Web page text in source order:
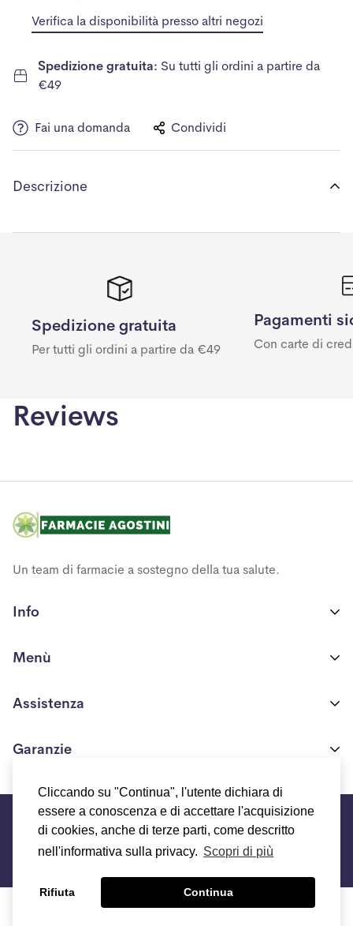
Cliccando su "Continua", l'utente dichiara di
essere a conoscenza e di accettare l'acquisizione
di cookies, anche di terze parti, come descritto
nell'informativa sulla privacy. Scopri di più
Rifiuta Continua
Verifica la disponibilità presso altri negozi
Spedizione gratuita: Su tutti gli ordini a partire da
€49
Fai una domanda Condividi
Descrizione
Spedizione gratuita
Per tutti gli ordini a partire da €49
Pagamenti
Con carte di
Reviews
Un team di farmacie a sostegno della tua salute.
Info
Farmacia Ponte Nossa S.R.L
P.IVA 03706550161
Menù
Shop
Blog
Programma fedeltà
Termini e condizioni del servizio
Informativa sui rimborsi
Assistenza
Condizioni generali di vendita
Contattaci
Garanzie
Chi siamo
FAQs
Informativa sulla privacy
Informativa sui cookie
©Farmacie Agostini 2021